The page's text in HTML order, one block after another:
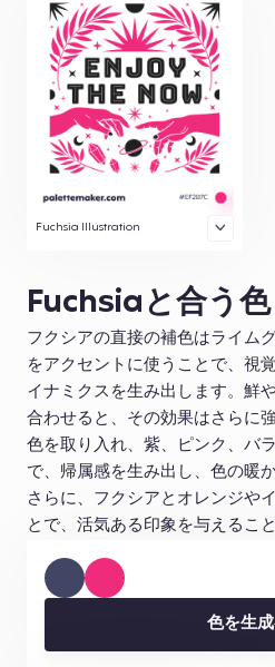
Fuchsia Illustration
Fuchsiaと合う色
フクシアの直接の補色はライム
をアクセントに使うことで、視
イナミクスを生み出します。鮮
合わせると、その効果はさらに
色を取り入れ、紫、ピンク、バ
で、帰属感を生み出し、色の暖
さらに、フクシアとオレンジや
とで、活気ある印象を与えるこ
色を生成